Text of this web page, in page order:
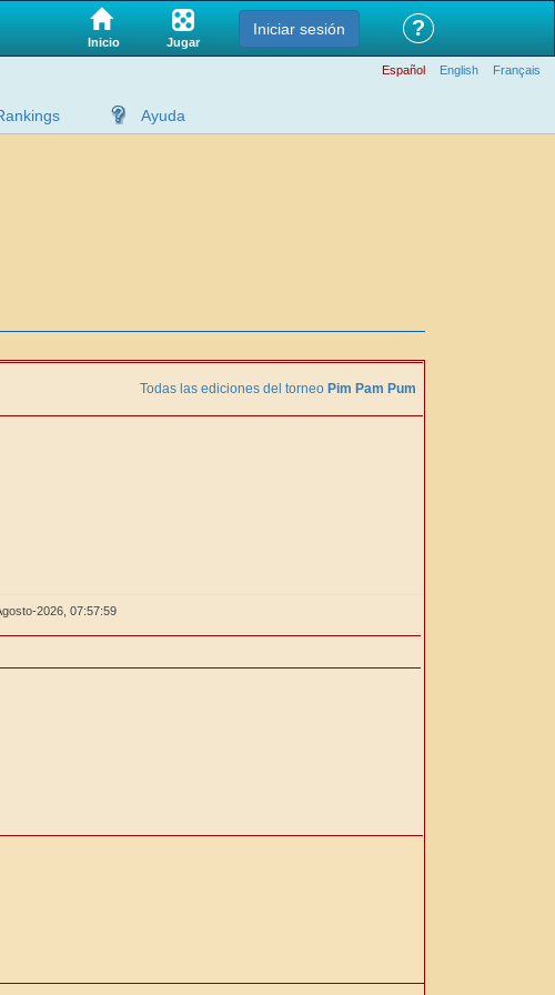
Inicio Jugar
Iniciar sesión ?
Español English Français
Ayuda
Todas las ediciones del torneo Pim Pam Pum
2026, 07:57:59